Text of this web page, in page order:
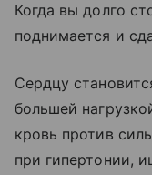
Когда вы долго
поднимается и
Сердцу
большей
кровь против
при гипертонии,